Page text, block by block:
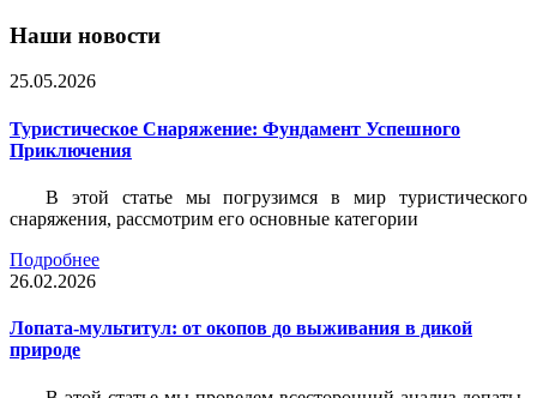
Наши новости
25.05.2026
Туристическое Снаряжение: Фундамент Успешного
Приключения
В этой статье мы погрузимся в мир туристического
снаряжения, рассмотрим его основные категории
Подробнее
26.02.2026
Лопата-мультитул: от окопов до выживания в дикой
природе